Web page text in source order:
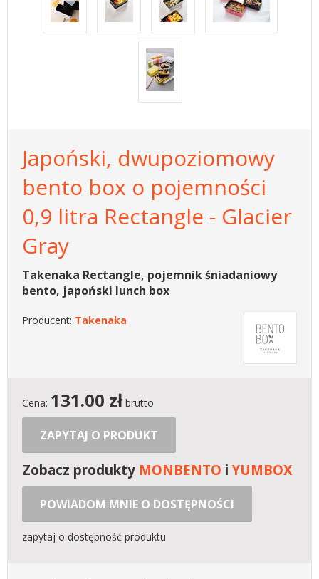
Japoński, dwupoziomowy
bento box o pojemności
0,9 litra Rectangle - Glacier
Gray
Takenaka Rectangle, pojemnik śniadaniowy
bento, japoński lunch box
Producent: Takenaka
Cena: 131.00 złbrutto
ZAPYTAJ O PRODUKT
Zobacz produkty MONBENTO iYUMBOX
POWIADOM MNIE O DOSTĘPNOŚCI
zapytaj o dostępność produktu